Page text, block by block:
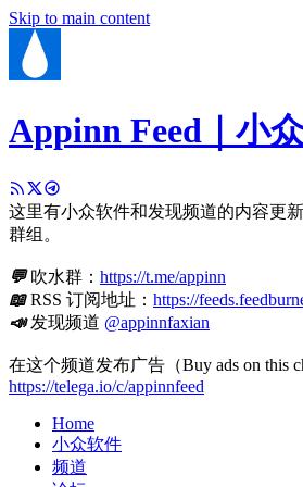
Skip to main content
Appinn Feed｜小
这里有小众软件和发现频道的内容更
群组。
💬吹水群： https://t.me/appinn
📖RSS 订阅地址： https://
📣发现频道 @appinnfaxian
在这个频道发布广告（Buy ads on this
https://telega.io/c/appinnfeed
Home
小众软件
频道